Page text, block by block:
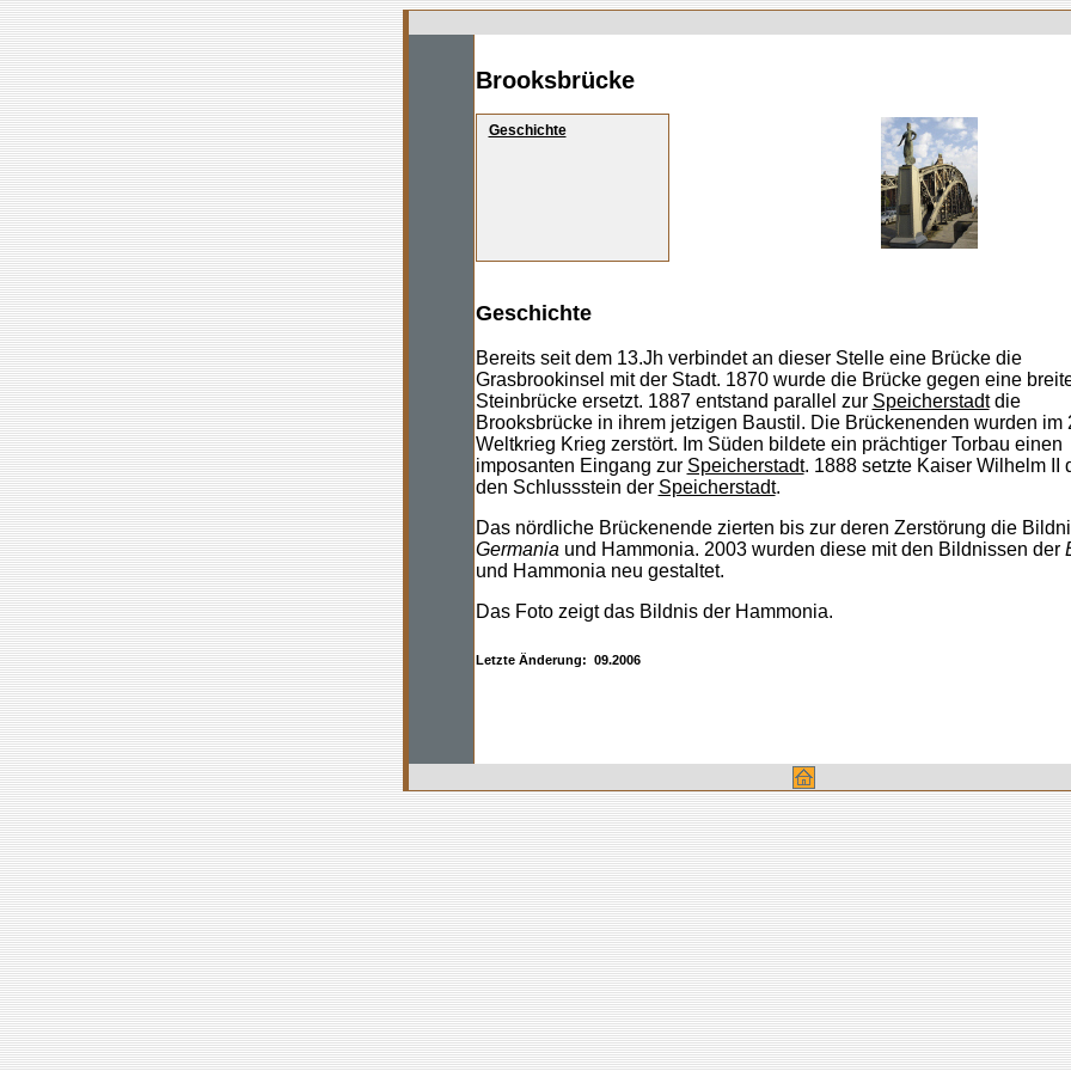
Brooksbrücke
Geschichte
Geschichte
Bereits seit dem 13.Jh verbindet an dieser Stelle eine Brücke die
Grasbrookinsel mit der Stadt. 1870 wurde die Brücke gegen eine
Steinbrücke ersetzt. 1887 entstand parallel zur Speicherstadtdie
Brooksbrücke in ihrem jetzigen Baustil. Die Brückenenden wurden im
Weltkrieg Krieg zerstört. Im Süden bildete ein prächtiger Torbau einen
imposanten Eingang zur Speicherstadt. 1888 setzte Kaiser Wilhelm II
den Schlussstein der Speicherstadt.
Das nördliche Brückenende zierten bis zur deren Zerstörung die
Germania und Hammonia. 2003 wurden diese mit den Bildnissen der
und Hammonia neu gestaltet.
Das Foto zeigt das Bildnis der Hammonia.
Letzte Änderung: 09.2006